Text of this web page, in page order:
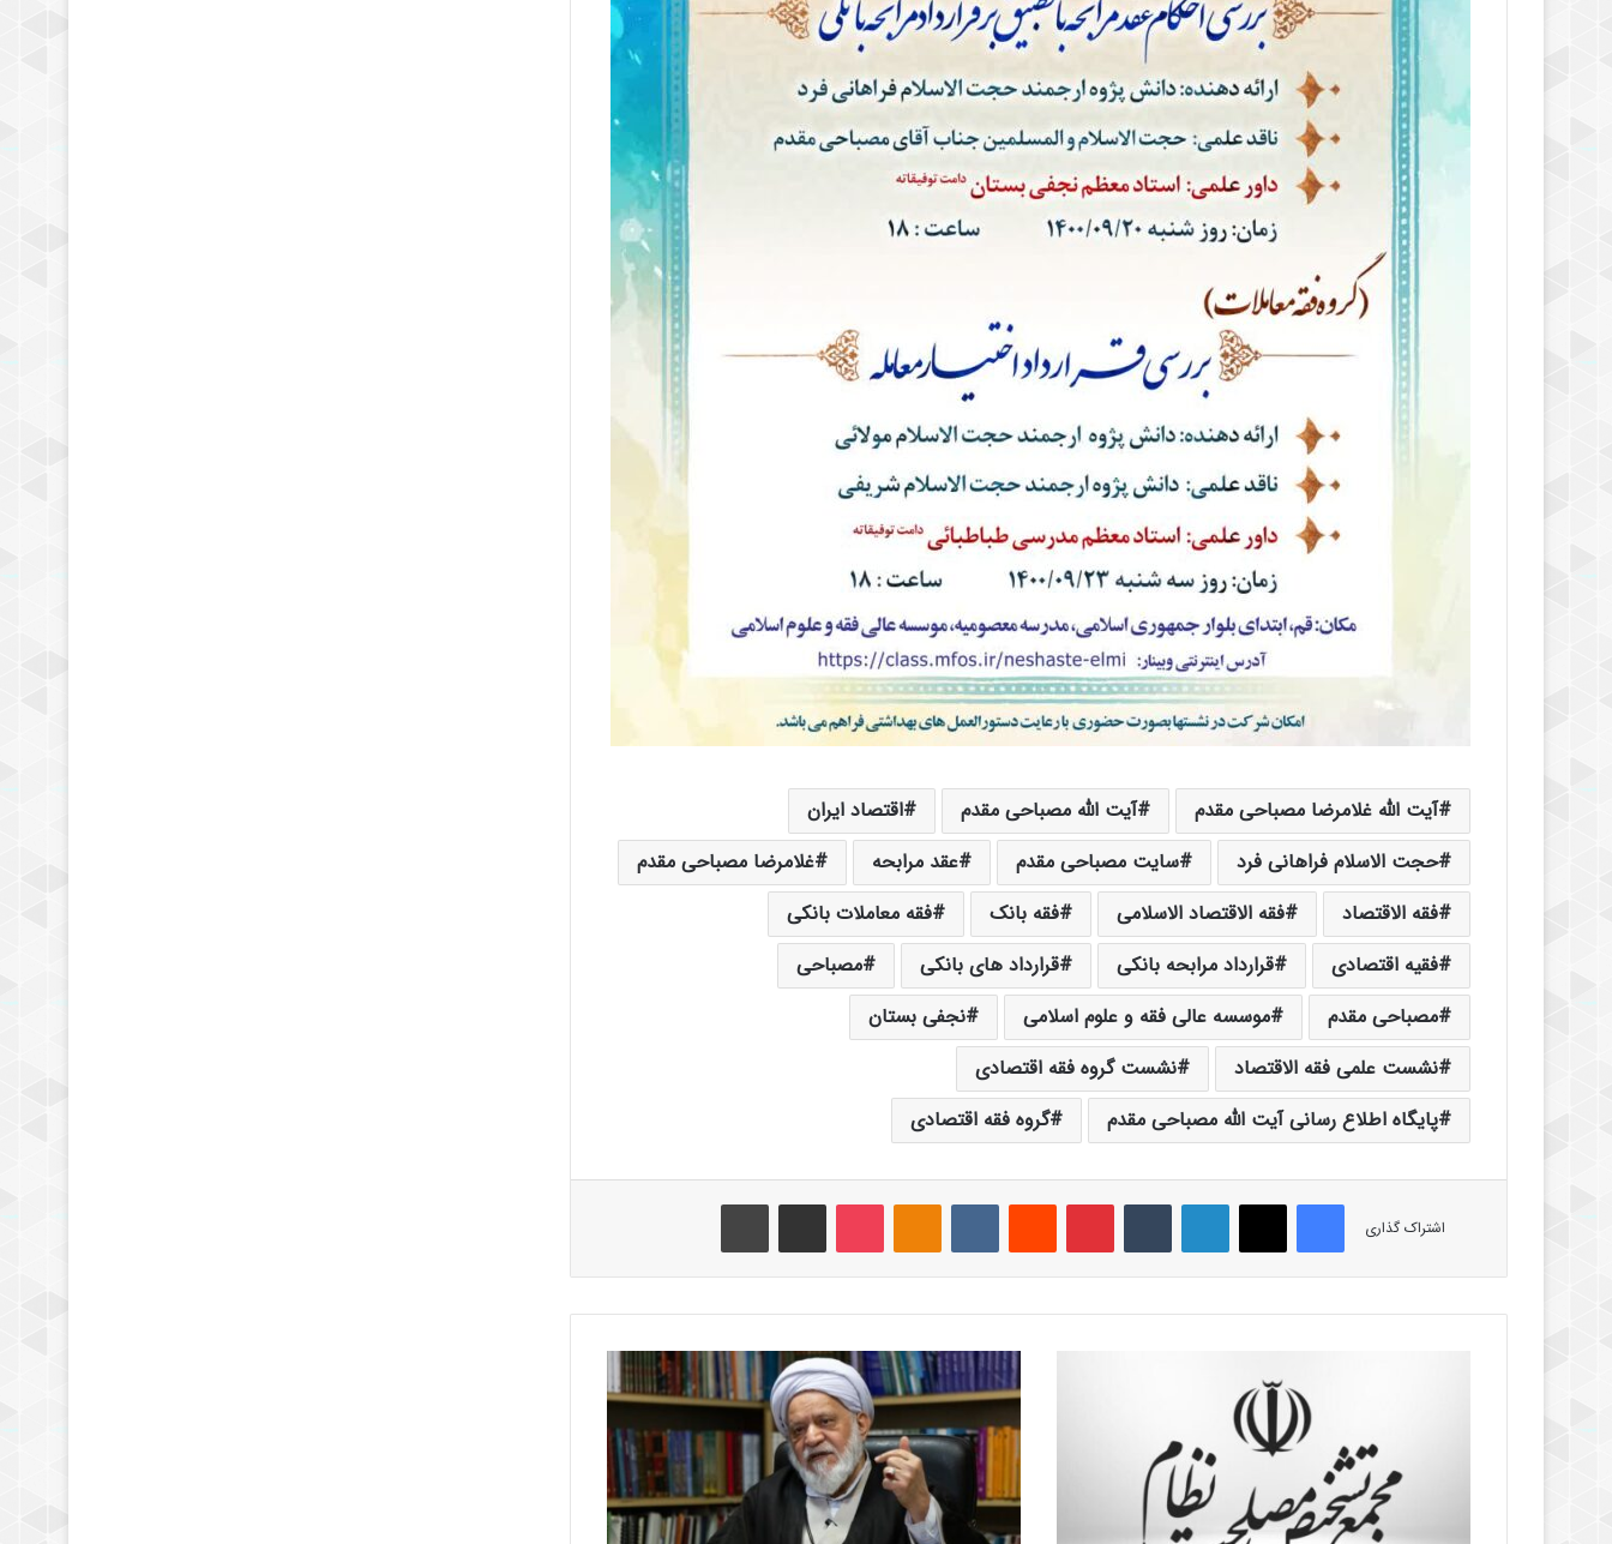
آیت الله غلامرضا مصباحی مقدم آیت الله مصباحی مقدم
اقتصاد ایران
حجت الاسلام فراهانی فرد
سایت مصباحی مقدم عقد مرابحه
غلامرضا مصباحی مقدم
فقه الاقتصاد
فقه الاقتصاد الاسلامی فقه بانک
فقه معاملات بانکی
فقیه اقتصادی
قرارداد مرابحه بانکی قرارداد های بانکی
مصباحی
مصباحی مقدم
موسسه عالی فقه و علوم اسلامی
نجفی بستان
نشست علمی فقه الاقتصاد
نشست گروه فقه اقتصادی
پایگاه اطلاع رسانی آیت الله مصباحی مقدم
گروه فقه اقتصادی
اشتراک گذاری
فیس بوک لینکدین ‫پین‌ترست ‫رددیت پاکت اشتراک گذاری از طریق ایمیل
ی
ت
ا
ل
ل
ه